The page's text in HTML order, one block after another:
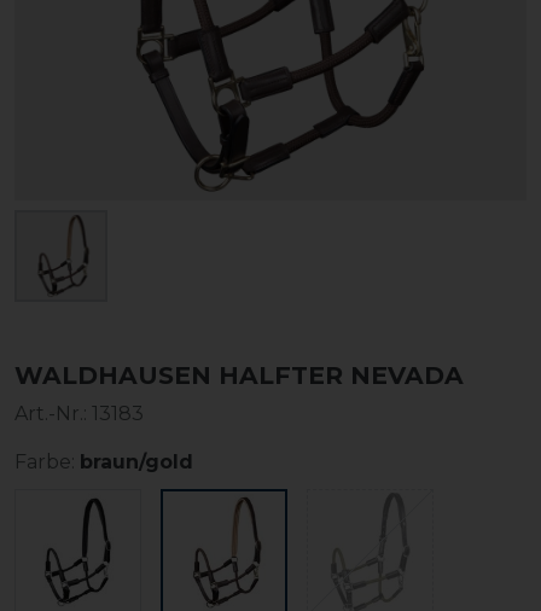
WALDHAUSEN HALFTER NEVADA
Art.-Nr.: 13183
Farbe: braun/gold